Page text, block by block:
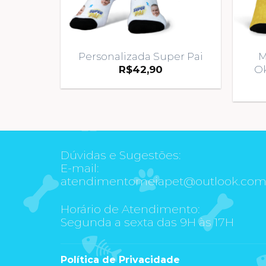
Personalizada Super Pai
R$42,90
Dúvidas e Sugestões:
E-mail:
atendimentomeiapet@outlook.com
Horário de Atendimento:
Segunda a sexta das 9H às 17H
Política de Privacidade